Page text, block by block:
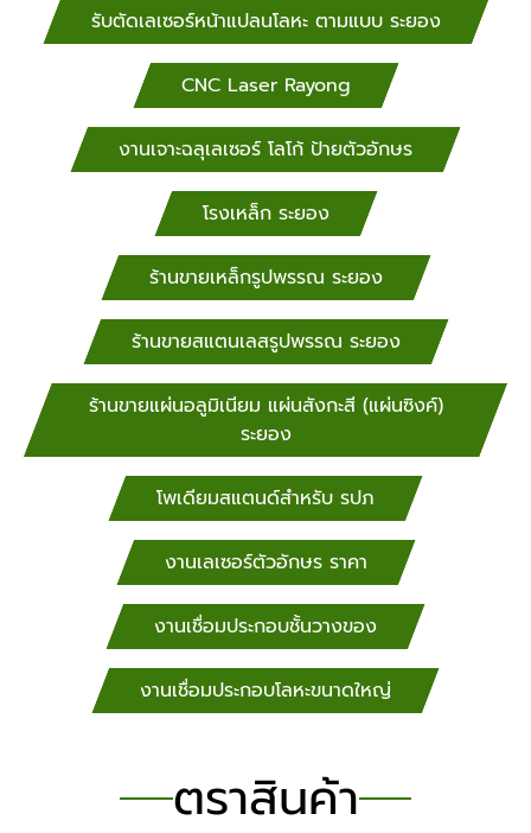
รับตัดเลเซอร์หน้าแปลนโลหะ ตามแบบ ระยอง
CNC Laser Rayong
งานเจาะฉลุเลเซอร์ โลโก้ ป้ายตัวอักษร
โรงเหล็ก ระยอง
ร้านขายเหล็กรูปพรรณ ระยอง
ร้านขายสแตนเลสรูปพรรณ ระยอง
ร้านขายแผ่นอลูมิเนียม แผ่นสังกะสี (แผ่นซิงค์)
ระยอง
โพเดียมสแตนด์สำหรับ​ รปภ
งานเลเซอร์ตัวอักษร ราคา
งานเชื่อมประกอบชั้นวางของ
งานเชื่อมประกอบโลหะขนาดใหญ่
ตราสินค้า